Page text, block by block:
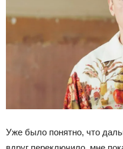
Уже было понятно, что